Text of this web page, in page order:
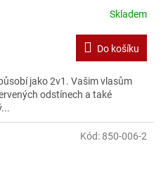
Skladem
Do košíku
jako 2v1. Vašim vlasům
odstínech a také
Kód: 850-006-2